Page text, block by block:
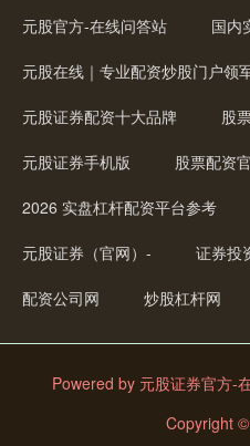
国债指数 229.69
元股官方-在线问答站 国内
元股在线｜专业配资炒股门户领
元股证券配资十大品牌 股
元股证券手机版 股票配资
2026 实盘杠杆配资平台参考
元股证券（官网）- 证券投
配资公司网 炒股杠杆网
Powered by 元股证券官方-
Copyright